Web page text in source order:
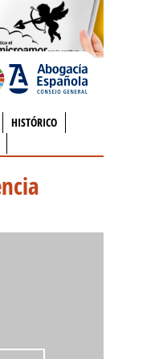
HISTÓRICO